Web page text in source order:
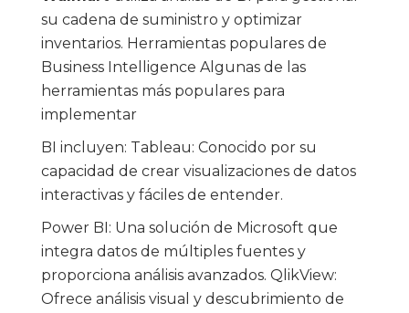
su cadena de suministro y optimizar
inventarios. Herramientas populares de
Business Intelligence Algunas de las
herramientas más populares para
implementar
BI incluyen: Tableau: Conocido por su
capacidad de crear visualizaciones de datos
interactivas y fáciles de entender.
Power BI: Una solución de Microsoft que
integra datos de múltiples fuentes y
proporciona análisis avanzados. QlikView:
Ofrece análisis visual y descubrimiento de